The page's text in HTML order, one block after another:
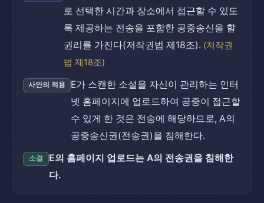
로 선택한 시간과 장소에서 접근할 수 있도
록 제공하는 전송을 포함한 공중송신을 할
권리를 가진다(저작권법 제18조). (저작권
법 제18조)
사안의 적용
E가 스캔한 소설을 자신이 관리하는 인터
넷 홈페이지에 업로드하여 공중이 접근할
수 있게 한 것은 전송에 해당하므로, A의
공중송신권(전송권)을 침해한다.
소결
E의 홈페이지 업로드는 A의 전송권을 침해한
다.